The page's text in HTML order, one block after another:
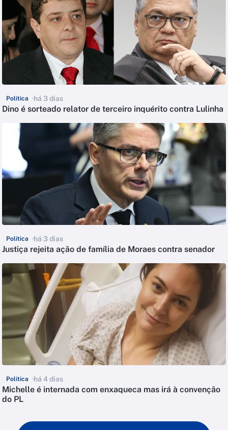
Política há 3 dias
Dino é sorteado relator de terceiro inquérito contra Lulinha
Política há 3 dias
Justiça rejeita ação de família de Moraes contra senador
Política há 4 dias
Michelle é internada com enxaqueca mas irá à convenção
do PL